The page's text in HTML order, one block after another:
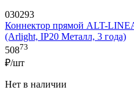
030293
Коннектор прямой ALT-
(Arlight, IP20 Металл, 3 года)
50873
₽/шт
Нет в наличии